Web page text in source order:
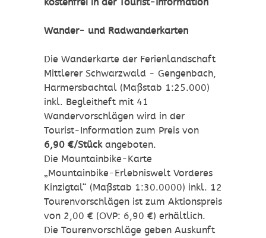
kostenfrei in der Tourist-Information
Wander- und Radwanderkarten
Die Wanderkarte der Ferienlandschaft
Mittlerer Schwarzwald - Gengenbach,
Harmersbachtal (Maßstab 1:25.000)
inkl. Begleitheft mit 41
Wandervorschlägen wird in der
Tourist-Information zum Preis von
6,90 €/Stückangeboten.
Die Mountainbike-Karte
„Mountainbike-Erlebniswelt Vorderes
Kinzigtal“ (Maßstab 1:30.0000) inkl. 12
Tourenvorschlägen ist zum Aktionspreis
von 2,00 € (OVP: 6,90 €) erhältlich.
Die Tourenvorschläge geben Auskunft